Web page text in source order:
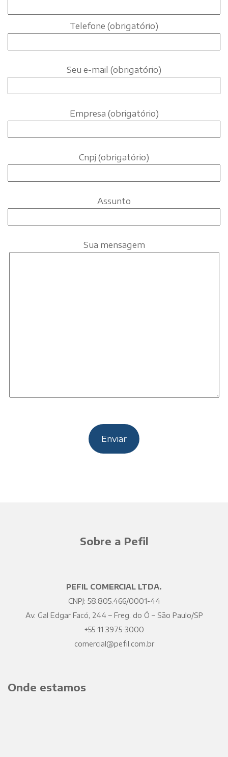
Telefone (obrigatório)
Seu e-mail (obrigatório)
Empresa (obrigatório)
Cnpj (obrigatório)
Assunto
Sua mensagem
Sobre a Pefil
PEFIL COMERCIAL LTDA.
CNPJ: 58.805.466/0001-44
Av. Gal Edgar Facó, 244 – Freg. do Ó – São Paulo/SP
+55 11 3975-3000
comercial@pefil.com.br
Onde estamos